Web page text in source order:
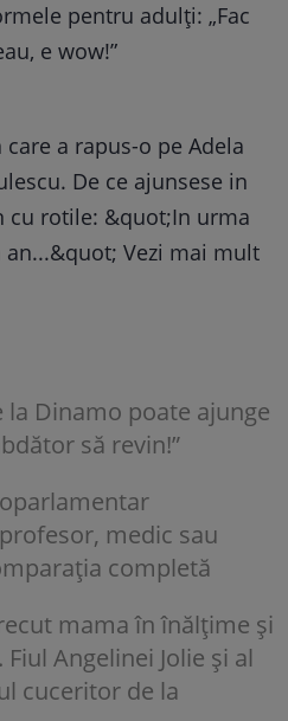
pentru adulți: „Fac
e wow!”
care a rapus-o pe Adela
De ce ajunsese in
cu rotile: &quot;In urma
an...&quot; Vezi mai mult
Dinamo poate ajunge
să revin!”
medic sau
completă
mama în înălțime și
Angelinei Jolie și al
cuceritor de la